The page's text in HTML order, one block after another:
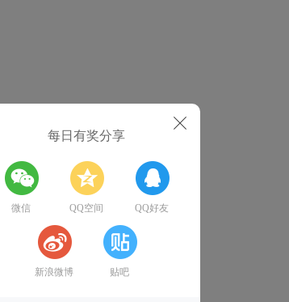
每日有奖分享
微信 QQ空间 QQ好友
新浪微博 贴吧